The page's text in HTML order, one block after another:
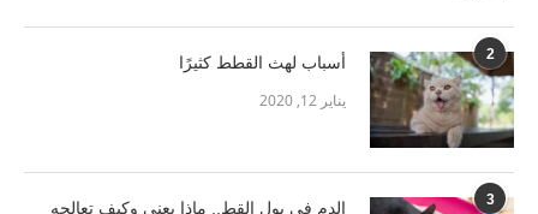
2 أسباب لهث القطط كثيرًا
يناير 12, 2020
3 الدم في بول القط.. ماذا يعني وكيف تعالجه